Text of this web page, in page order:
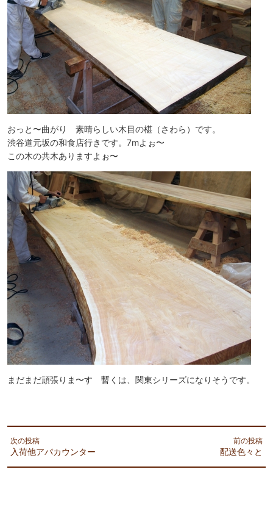
おっと〜曲がり 素晴らしい木目の椹（さわら）です。
渋谷道元坂の和食店行きです。7mよぉ〜
この木の共木ありますよぉ〜
まだまだ頑張りま〜す 暫くは、関東シリーズになりそうです。
前の投稿
配送色々と
次の投稿
入荷他アパカウンター